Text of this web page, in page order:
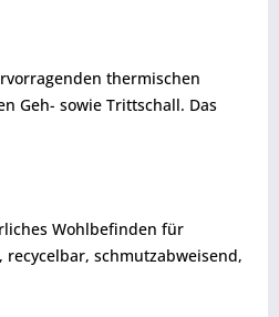
thermischen
Geh- sowie Trittschall. Das
Wohlbefinden für
schmutzabweisend,